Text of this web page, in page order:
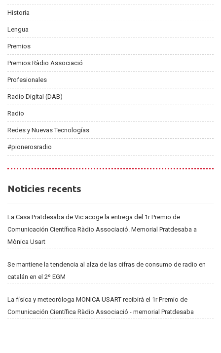
Historia
Lengua
Premios
Premios Ràdio Associació
Profesionales
Radio Digital (DAB)
Radio
Redes y Nuevas Tecnologías
#pionerosradio
Noticies
Noticies recents
La Casa Pratdesaba de Vic acoge la entrega del 1r Premio de
Comunicación Científica Ràdio Associació. Memorial Pratdesaba a
Mònica Usart
Se mantiene la tendencia al alza de las cifras de consumo de radio en
catalán en el 2º EGM
La física y meteoróloga MONICA USART recibirà el 1r Premio de
Comunicación Científica Ràdio Associació - memorial Pratdesaba